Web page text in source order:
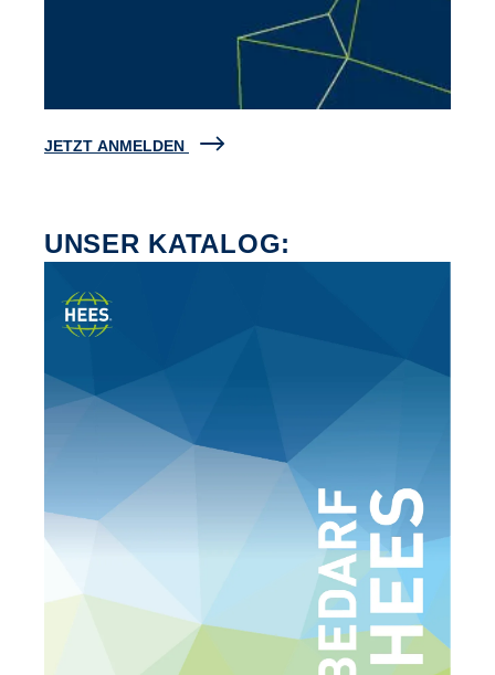
JETZT ANMELDEN
UNSER KATALOG: